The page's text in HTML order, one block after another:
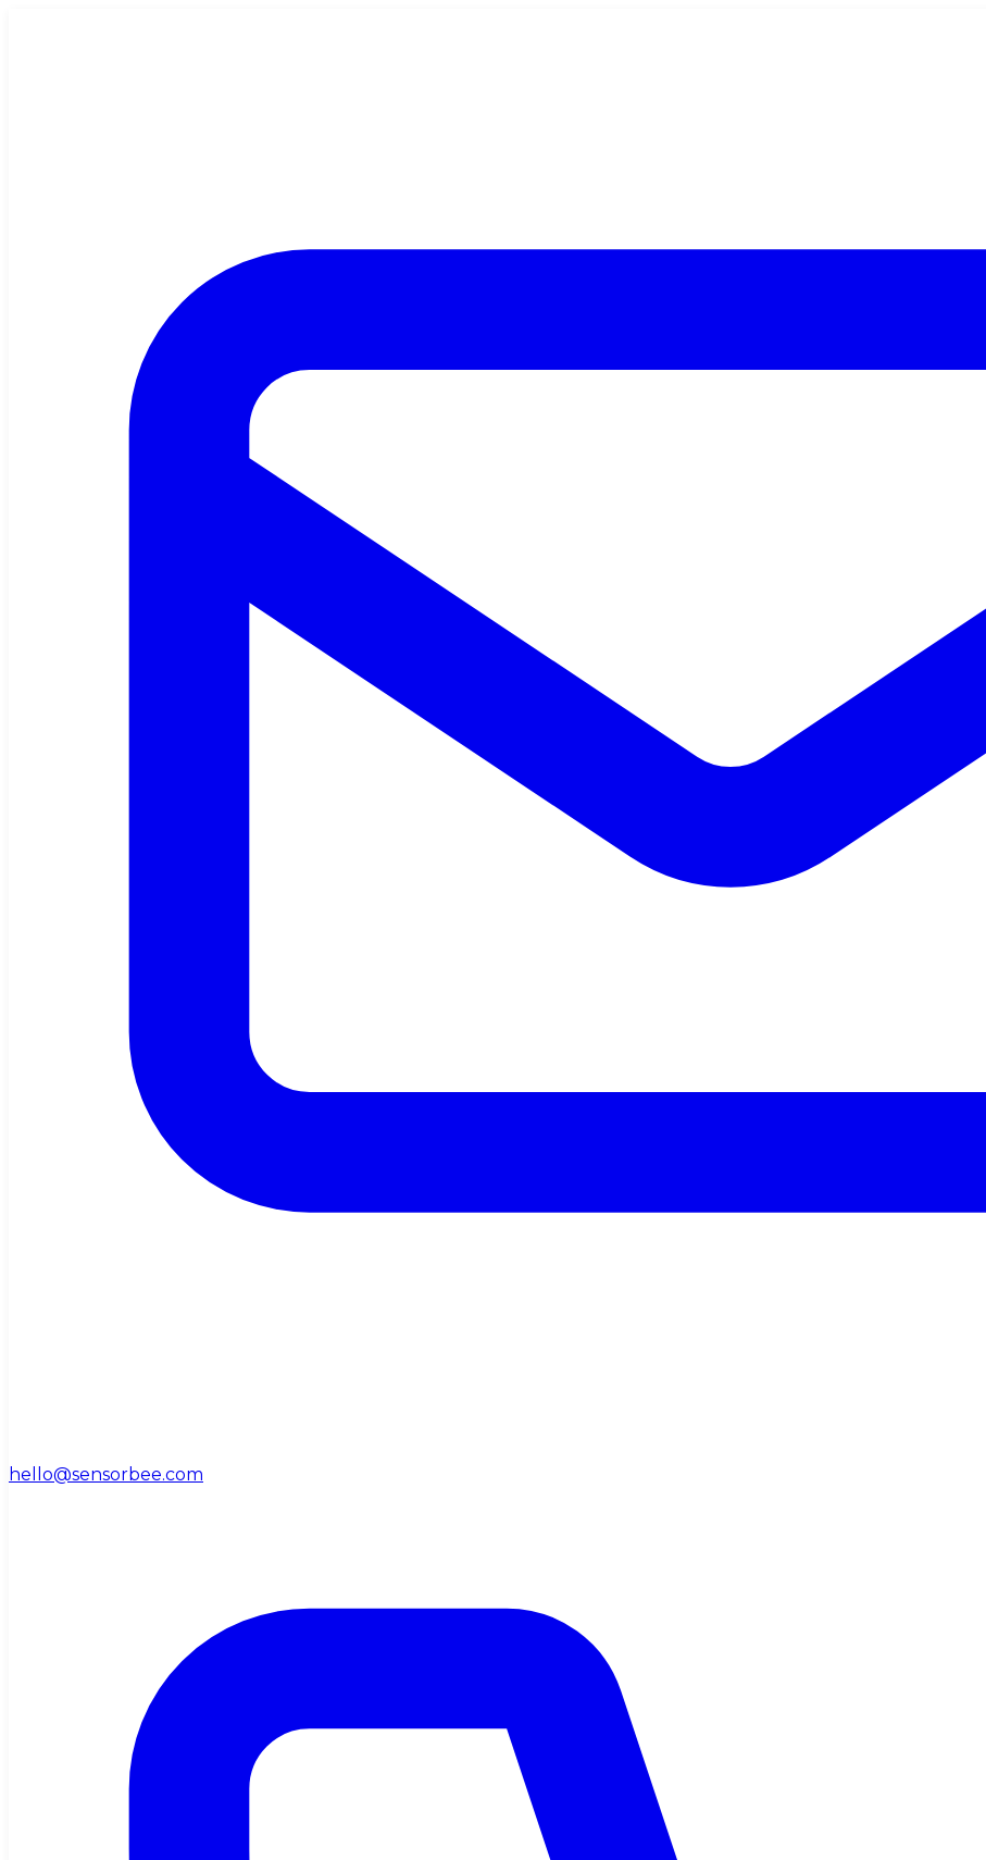
hello@sensorbee.com